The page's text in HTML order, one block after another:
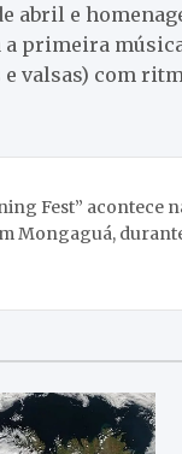
abril e
primeira
valsas) com
Fest” acontece
Mongaguá,